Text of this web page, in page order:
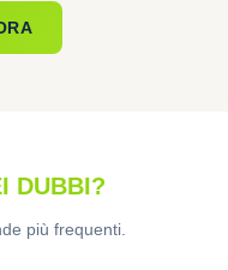
DUBBI?
più frequenti.